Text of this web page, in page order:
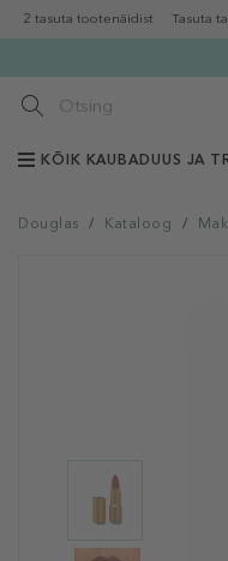
2 tasuta tootenäidist Tasuta
KÕIK KAUBADUUS JA
Douglas / Kataloog /